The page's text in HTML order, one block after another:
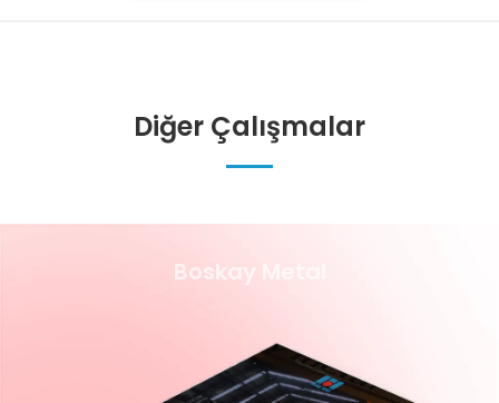
Diğer Çalışmalar
Boskay Metal